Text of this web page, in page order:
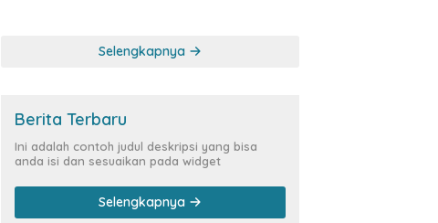
Miliar
Selengkapnya
Berita Terbaru
Ini adalah contoh judul deskripsi yang bisa
anda isi dan sesuaikan pada widget
Selengkapnya